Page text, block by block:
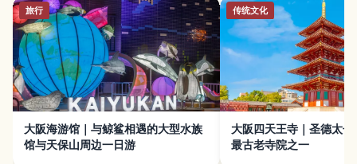
旅行
大阪海游馆｜与鲸鲨相遇的大型水族
馆与天保山周边一日游
传统文化
大阪四天王寺｜圣德太
最古老寺院之一